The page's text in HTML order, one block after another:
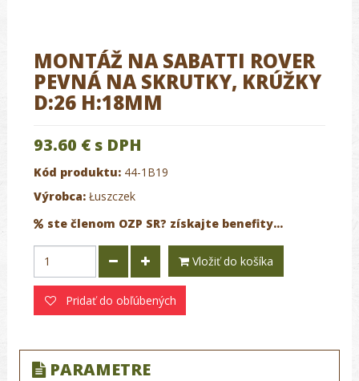
MONTÁŽ NA SABATTI ROVER
PEVNÁ NA SKRUTKY, KRÚŽKY
D:26 H:18MM
93.60 € s DPH
Kód produktu: 44-1B19
Výrobca: Łuszczek
ste členom OZP SR? získajte benefity...
Vložiť do košíka
Pridať do obľúbených
PARAMETRE